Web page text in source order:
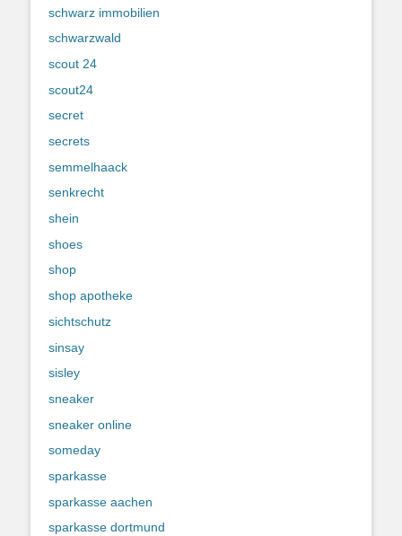
schwarz immobilien
schwarzwald
scout 24
scout24
secret
secrets
semmelhaack
senkrecht
shein
shoes
shop
shop apotheke
sichtschutz
sinsay
sisley
sneaker
sneaker online
someday
sparkasse
sparkasse aachen
sparkasse dortmund